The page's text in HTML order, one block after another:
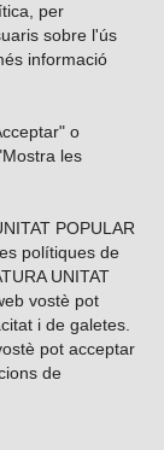
per
sobre l'ús
informació
o
les
POPULAR
polítiques de
UNITAT
vostè pot
i de galetes.
pot acceptar
de